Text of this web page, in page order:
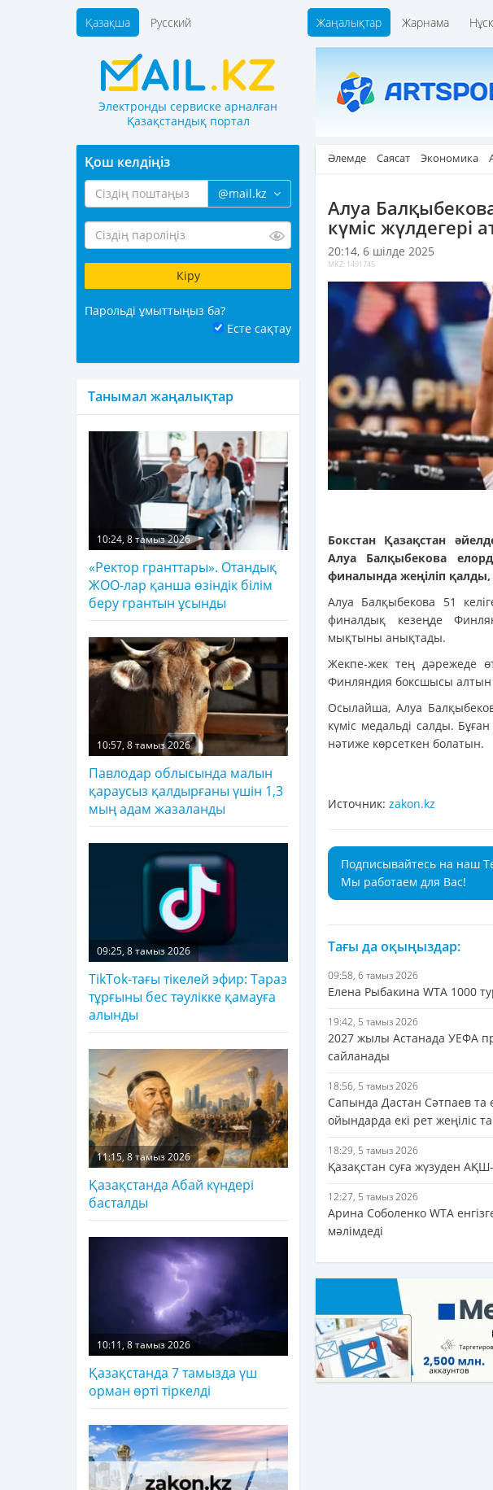
Жаңалықтар Жарнама
Қазақша Русский
Электронды сервиске арналған
Қазақстандық портал
Әлемде Саясат Экономика
Алуа
күміс жүлдегері
20:14, 6 шілде 2025
MKZ: 1491745
Бокстан Қазақстан
Алуа Балқыбекова
финалында жеңіліп
Алуа Балқыбекова 51
финалдық кезеңде
мықтыны анықтады.
Жекпе-жек тең дәрежеде
Финляндия боксшысы алтын
Осылайша, Алуа
күміс медальді салды.
нәтиже көрсеткен болатын.
Источник: zakon.kz
Подписывайтесь на наш
Мы работаем для Вас!
Тағы да оқыңыздар:
09:58, 6 тамыз 2026
Елена Рыбакина WTA 1000
19:42, 5 тамыз 2026
2027 жылы Астанада УЕФА
сайланады
18:56, 5 тамыз 2026
Сапында Дастан Сәтпаев та
ойындарда екі рет жеңіліс
18:29, 5 тамыз 2026
Қазақстан суға жүзуден
12:27, 5 тамыз 2026
Арина Соболенко WTA
мәлімдеді
Қош келдіңіз
@mail.kz
Парольді ұмыттыңыз ба?
Есте сақтау
Танымал жаңалықтар
10:24, 8 тамыз 2026
«Ректор гранттары». Отандық
ЖОО-лар қанша өзіндік білім
беру грантын ұсынды
10:57, 8 тамыз 2026
Павлодар облысында малын
қараусыз қалдырғаны үшін 1,3
мың адам жазаланды
09:25, 8 тамыз 2026
TikTok-тағы тікелей эфир: Тараз
тұрғыны бес тәулікке қамауға
алынды
11:15, 8 тамыз 2026
Қазақстанда Абай күндері
басталды
10:11, 8 тамыз 2026
Қазақстанда 7 тамызда үш
орман өрті тіркелді